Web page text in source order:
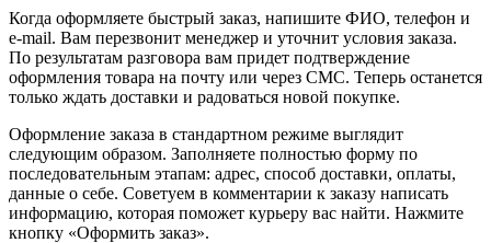
Когда оформляете быстрый заказ, напишите ФИО, телефон и
e-mail. Вам перезвонит менеджер и уточнит условия заказа.
По результатам разговора вам придет подтверждение
оформления товара на почту или через СМС. Теперь останется
только ждать доставки и радоваться новой покупке.
Оформление заказа в стандартном режиме выглядит
следующим образом. Заполняете полностью форму по
последовательным этапам: адрес, способ доставки, оплаты,
данные о себе. Советуем в комментарии к заказу написать
информацию, которая поможет курьеру вас найти. Нажмите
кнопку «Оформить заказ».